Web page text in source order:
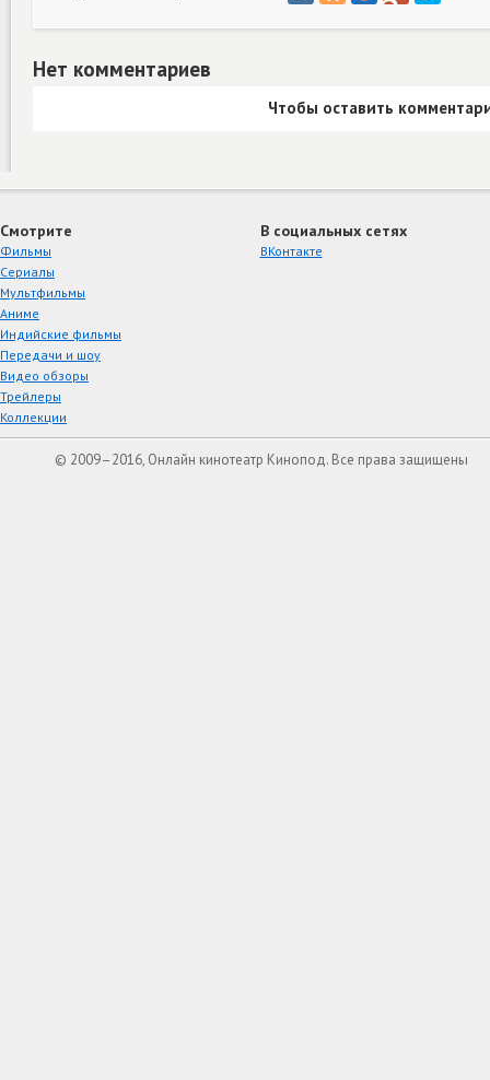
Нет комментариев
Чтобы оставить
Смотрите
Фильмы
Сериалы
Мультфильмы
Аниме
Индийские фильмы
Передачи и шоу
Видео обзоры
Трейлеры
Коллекции
В социальных сетях
ВКонтакте
© 2009–2016, Онлайн кинотеатр Кинопод. Все права защищены